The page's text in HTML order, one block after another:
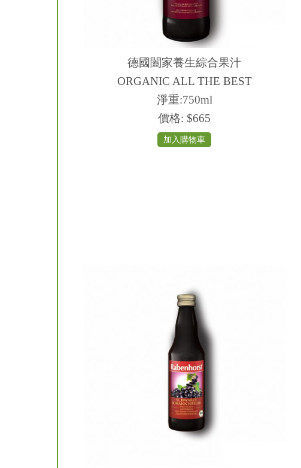
德國闔家養生綜合果汁
ORGANIC ALL THE BEST
淨重:750ml
價格: $665
加入購物車